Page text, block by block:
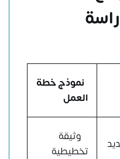
نموذج خطة
العمل
وثيقة
تخطيطية